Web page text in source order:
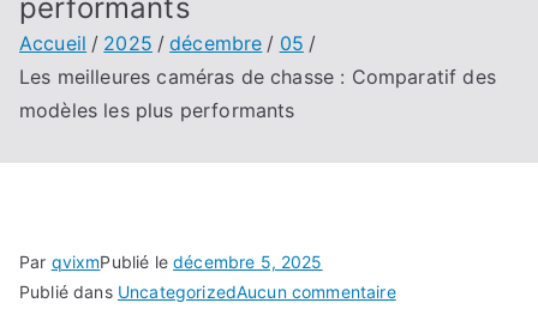
performants
Accueil 2025 décembre
05
Les meilleures caméras de chasse : Comparatif des
modèles les plus performants
Par qvixmPublié ledécembre 5, 2025
Publié dans UncategorizedAucun commentairesur